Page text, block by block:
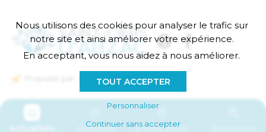
Agenda E-boutique
Nous utilisons des cookies pour analyser le trafic sur
notre site et ainsi améliorer votre expérience.
En acceptant, vous nous aidez à nous améliorer.
TOUT ACCEPTER
Personnaliser
Continuer sans accepter